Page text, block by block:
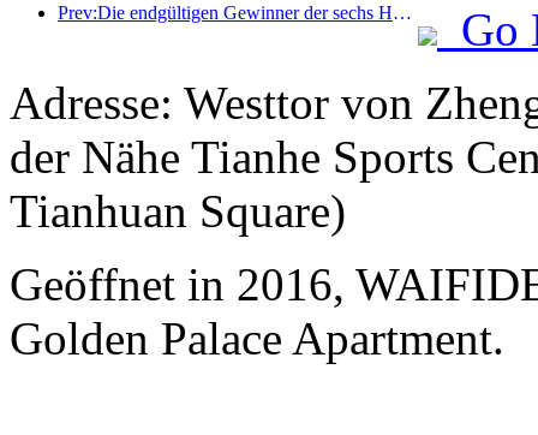
Prev:Die endgültigen Gewinner der sechs Hauptpreise wurden bekanntgegeben, über hundert Hotels und Unternehmen erhalten jährlich Auszeichnungen!
Go
Adresse: Westtor von
der Nähe Tianhe Sports
Tianhuan Square)
Geöffnet in 2016,
Golden Palace Apartment.